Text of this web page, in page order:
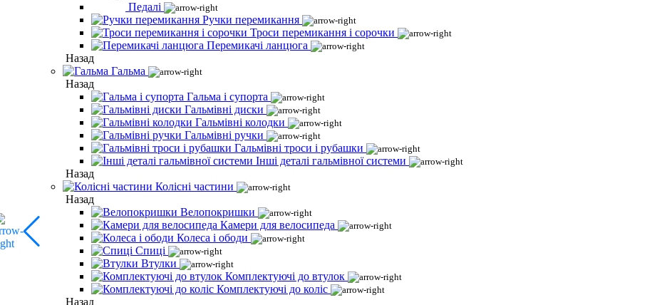
Педалі
Ручки перемикання
Троси перемикання і сорочки
Перемикачі ланцюга
Назад
Гальма
Назад
Гальма і супорта
Гальмівні диски
Гальмівні колодки
Гальмівні ручки
Гальмівні троси і рубашки
Інші деталі гальмівної системи
Назад
Колісні частини
Назад
Велопокришки
Камери для велосипеда
Колеса і ободи
Спиці
Втулки
Комплектуючі до втулок
Комплектуючі до коліс
Назад